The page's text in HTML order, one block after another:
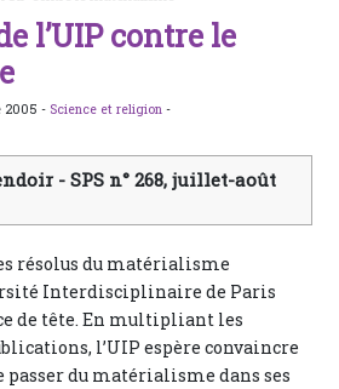
l’UIP contre le
2005 - Science et religion -
- SPS n° 268, juillet-août
résolus du matérialisme
Interdisciplinaire de Paris
de tête. En multipliant les
l’UIP espère convaincre
passer du matérialisme dans ses